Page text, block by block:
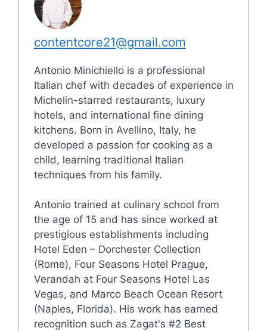
contentcore21@gmail.com
Antonio Minichiello is a professional
Italian chef with decades of experience in
Michelin-starred restaurants, luxury
hotels, and international fine dining
kitchens. Born in Avellino, Italy, he
developed a passion for cooking as a
child, learning traditional Italian
techniques from his family.
Antonio trained at culinary school from
the age of 15 and has since worked at
prestigious establishments including
Hotel Eden – Dorchester Collection
(Rome), Four Seasons Hotel Prague,
Verandah at Four Seasons Hotel Las
Vegas, and Marco Beach Ocean Resort
(Naples, Florida). His work has earned
recognition such as Zagat's #2 Best